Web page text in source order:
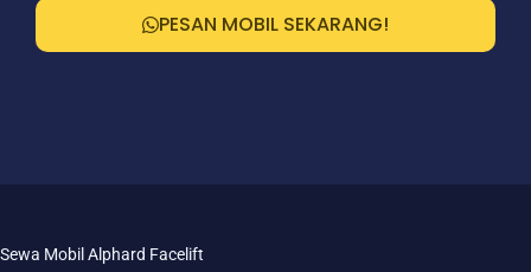
PESAN MOBIL SEKARANG!
Sewa Mobil Alphard Facelift